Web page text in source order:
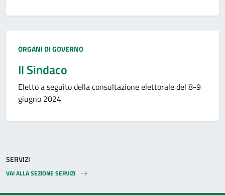
Tipo amministrazione:
ORGANI DI GOVERNO
Il Sindaco
Eletto a seguito della consultazione elettorale del 8-9
giugno 2024
SERVIZI
VAI ALLA SEZIONE SERVIZI